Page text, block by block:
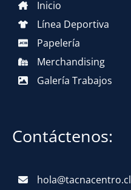
Inicio
Línea Deportiva
Papelería
Merchandising
Galería Trabajos
Contáctenos:
hola@tacnacentro.cl